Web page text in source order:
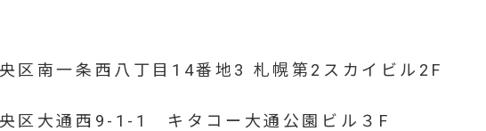
区南一条西八丁目14番地3 札幌第2スカイビル2F
区大通西9-1-1 キタコー大通公園ビル３F